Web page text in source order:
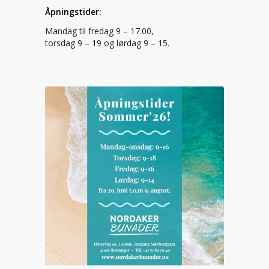
Åpningstider:
Mandag til fredag 9 – 17.00,
torsdag 9 – 19 og lørdag 9 – 15.